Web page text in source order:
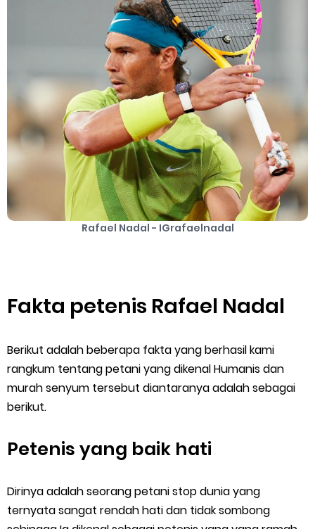
Rafael Nadal - IGrafaelnadal
Fakta petenis Rafael Nadal
Berikut adalah beberapa fakta yang berhasil kami
rangkum tentang petani yang dikenal Humanis dan
murah senyum tersebut diantaranya adalah sebagai
berikut.
Petenis yang baik hati
Dirinya adalah seorang petani stop dunia yang
ternyata sangat rendah hati dan tidak sombong